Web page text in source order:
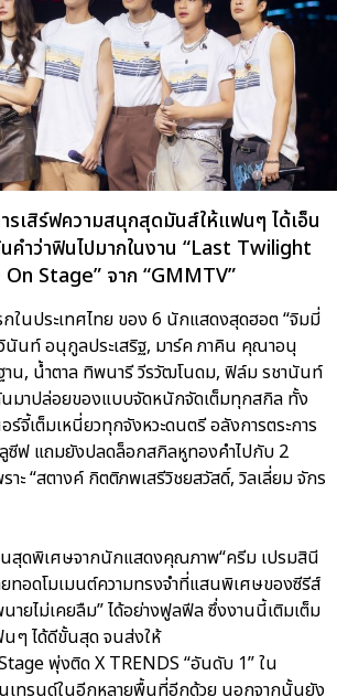
ารเสิร์ฟความสนุกสุดมันส์ให้แฟนๆ ได้เอ็น
คำว่าฟินไปมากในงาน “Last Twilight
Stage” จาก “GMMTV”
ในประเทศไทย ของ 6 นักแสดงสุดฮอต “จิมมี่
นันท์ อนุกูลประเสริฐ, มาร์ค ภาคิน คุณาอนุ
าน, น้ำตาล ทิพนารี วีรวัฒโนดม, ฟิล์ม รชานันท์
มาปล่อยของแบบจัดหนักจัดเต็มทุกสกิล ทั้ง
ร์จี้เต็มเหนี่ยวทุกจังหวะดนตรี อลังการตระการ
ลูซีฟ แถมยังปลดล็อกสกิลหูทองคำไปกับ 2
ะ “สตางค์ กิตติภพเสรีวิชยสวัสดิ์, วิลเลี่ยม จักร
สุดพิเศษจากนักแสดงคุณภาพ“ครีม เปรมสินี
ยทอดโมเมนต์ความทรงจำที่แสนพิเศษของซีรีส์
ยไม่เคยลืม” ได้อย่างฟูลฟีล ซึ่งงานนี้เติมเต็ม
นๆ ได้ดีขั้นสุด จนส่งให้
พุ่งติด X TRENDS “อันดับ 1” ใน
เทรนด์ในอีกหลายพื้นที่อีกด้วย นอกจากนั้นยัง